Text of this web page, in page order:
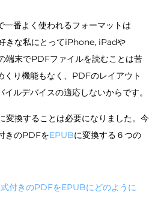
一番よく使われるフォーマットは
きな私にとってiPhone, iPadや
末でPDFファイルを読むことは苦
くり機能もなく、PDFのレイアウト
ルデバイスの適応しないからです。
換することは必要になりました。今
きのPDFをEPUBに変換する６つの
式付きのPDFをEPUBにどのように